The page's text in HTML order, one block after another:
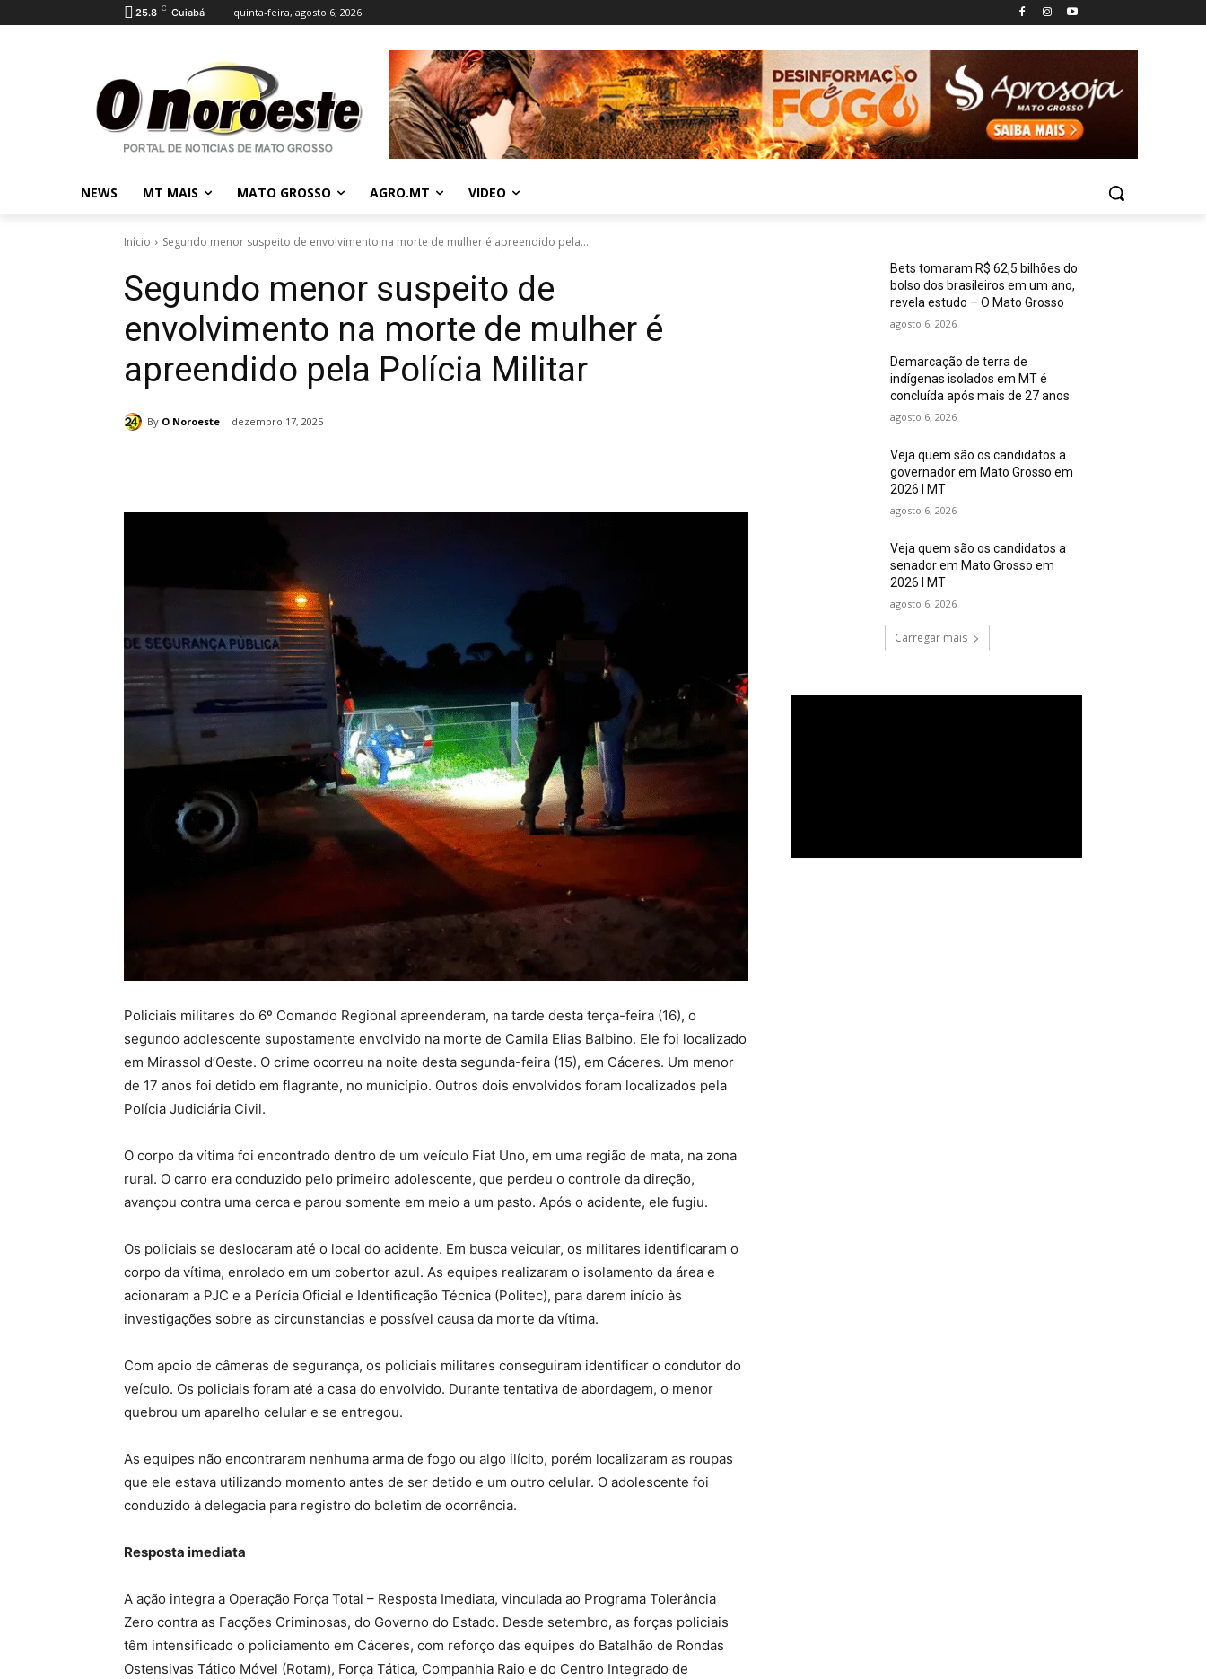
25.8 C Cuiabá quinta-feira, agosto 6, 2026
NEWS MT MAIS MATO GROSSO AGRO.MT VIDEO
Início Segundo menor suspeito de envolvimento na morte de mulher é apreendido pela...
Segundo menor suspeito de
envolvimento na morte de mulher é
apreendido pela Polícia Militar
By O Noroeste dezembro 17, 2025
Policiais militares do 6º Comando Regional apreenderam, na tarde desta terça-feira (16), o
segundo adolescente supostamente envolvido na morte de Camila Elias Balbino. Ele foi localizado
em Mirassol d’Oeste. O crime ocorreu na noite desta segunda-feira (15), em Cáceres. Um menor
de 17 anos foi detido em flagrante, no município. Outros dois envolvidos foram localizados pela
Polícia Judiciária Civil.
O corpo da vítima foi encontrado dentro de um veículo Fiat Uno, em uma região de mata, na zona
rural. O carro era conduzido pelo primeiro adolescente, que perdeu o controle da direção,
avançou contra uma cerca e parou somente em meio a um pasto. Após o acidente, ele fugiu.
Os policiais se deslocaram até o local do acidente. Em busca veicular, os militares identificaram o
corpo da vítima, enrolado em um cobertor azul. As equipes realizaram o isolamento da área e
acionaram a PJC e a Perícia Oficial e Identificação Técnica (Politec), para darem início às
investigações sobre as circunstancias e possível causa da morte da vítima.
Com apoio de câmeras de segurança, os policiais militares conseguiram identificar o condutor do
veículo. Os policiais foram até a casa do envolvido. Durante tentativa de abordagem, o menor
quebrou um aparelho celular e se entregou.
As equipes não encontraram nenhuma arma de fogo ou algo ilícito, porém localizaram as roupas
que ele estava utilizando momento antes de ser detido e um outro celular. O adolescente foi
conduzido à delegacia para registro do boletim de ocorrência.
Resposta imediata
A ação integra a Operação Força Total – Resposta Imediata, vinculada ao Programa Tolerância
Zero contra as Facções Criminosas, do Governo do Estado. Desde setembro, as forças policiais
têm intensificado o policiamento em Cáceres, com reforço das equipes do Batalhão de Rondas
Ostensivas Tático Móvel (Rotam), Força Tática, Companhia Raio e do Centro Integrado de
Bets tomaram R$ 62,5 bilhões do
bolso dos brasileiros em um ano,
revela estudo – O Mato Grosso
agosto 6, 2026
Demarcação de terra de
indígenas isolados em MT é
concluída após mais de 27 anos
agosto 6, 2026
Veja quem são os candidatos a
governador em Mato Grosso em
2026 I MT
agosto 6, 2026
Veja quem são os candidatos a
senador em Mato Grosso em
2026 I MT
agosto 6, 2026
Carregar mais